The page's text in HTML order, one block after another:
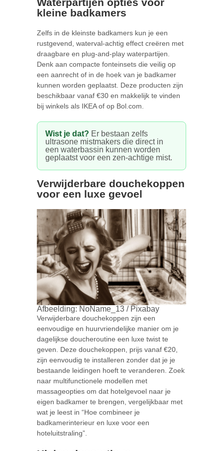
kleine badkamers
Zelfs in de kleinste badkamers kun je een
rustgevend, waterval-achtig effect creëren met
draagbare en plug-and-play waterpartijen.
Denk aan compacte fonteinsets die veilig op
een aanrecht of in de hoek van je badkamer
kunnen worden geplaatst. Deze producten zijn
beschikbaar vanaf €30 en makkelijk te vinden
bij winkels als IKEA of op Bol.com.
Wist je dat? Er bestaan zelfs
ultrasone mistmakers die direct in
een waterbassin kunnen worden
geplaatst voor een zen-achtige mist.
Verwijderbare douchekoppen
voor een luxe gevoel
Afbeelding: NoName_13 / Pixabay
Verwijderbare douchekoppen zijn een
eenvoudige en huurvriendelijke manier om je
dagelijkse doucheroutine een luxe twist te
geven. Deze douchekoppen, prijs vanaf €20,
zijn eenvoudig te installeren zonder dat je je
bestaande leidingen hoeft te veranderen. Zoek
naar multifunctionele modellen met
massageopties om dat hotelgevoel naar je
eigen badkamer te brengen, vergelijkbaar met
wat je leest in “Hoe combineer je
badkamerinterieur en luxe voor een
hoteluitstraling”.